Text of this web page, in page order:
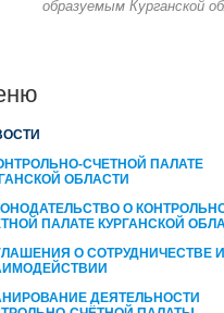
образуемым Курганской
СЧЕТНОЙ ПАЛАТЕ
ОБЛАСТИ
О
ПАЛАТЕ КУРГАНСКОЙ
О СОТРУДНИЧЕСТВЕ И
ДЕЯТЕЛЬНОСТИ